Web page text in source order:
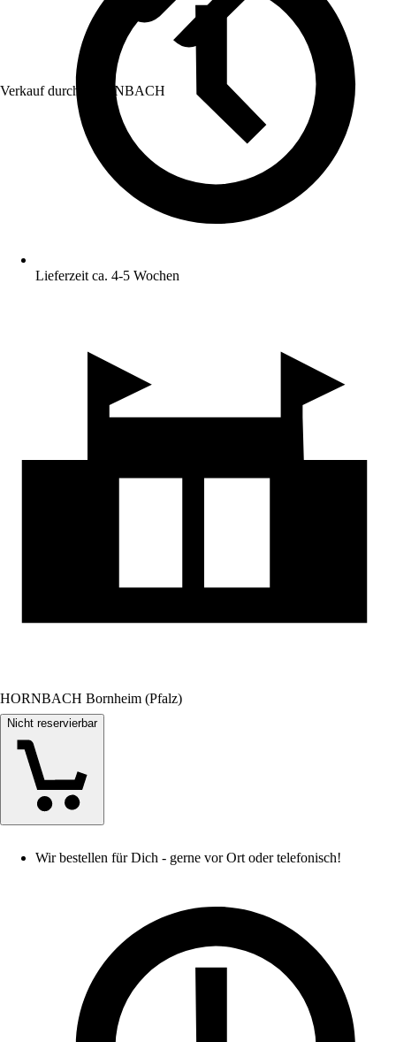
Verkauf durch: HORNBACH
Lieferzeit ca. 4-5 Wochen
HORNBACH Bornheim (Pfalz)
Nicht reservierbar
Wir bestellen für Dich - gerne vor Ort oder telefonisch!